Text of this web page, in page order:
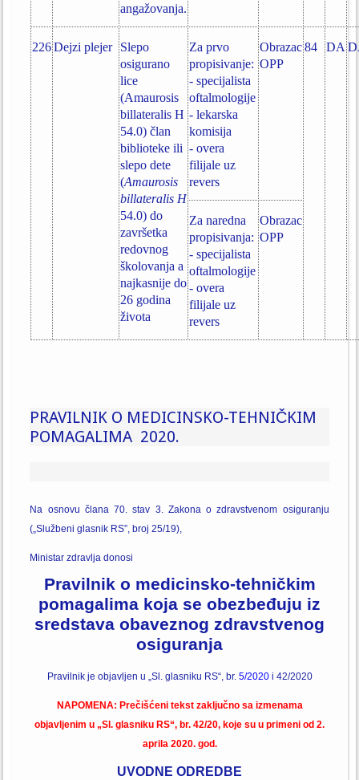
angažovanja.
226 Dejzi plejer
Slepo
osigurano
lice
(Amaurosis
billateralis H
54.0) član
biblioteke ili
slepo dete
(Amaurosis
billateralis H
54.0) do
završetka
redovnog
školovanja a
najkasnije do
26 godina
života
Za prvo
propisivanje:
- specijalista
oftalmologije
- lekarska
komisija
- overa
filijale uz
revers
Obrazac
OPP
84 DA
Za naredna
propisivanja:
- specijalista
oftalmologije
- overa
filijale uz
revers
Obrazac
OPP
PRAVILNIK O MEDICINSKO-TEHNIČKIM
POMAGALIMA 2020.
Na osnovu člana 70. stav 3. Zakona o zdravstvenom osiguranju
(„Službeni glasnik RS”, broj 25/19),
Ministar zdravlja donosi
Pravilnik o medicinsko-tehničkim
pomagalima koja se obezbeđuju iz
sredstava obaveznog zdravstvenog
osiguranja
Pravilnik je objavljen u „Sl. glasniku RS“, br. 5/2020i 42/2020
NAPOMENA: Prečišćeni tekst zaključno sa izmenama
objavljenim u „Sl. glasniku RS“, br. 42/20, koje su u primeni od 2.
aprila 2020. god.
UVODNE ODREDBE